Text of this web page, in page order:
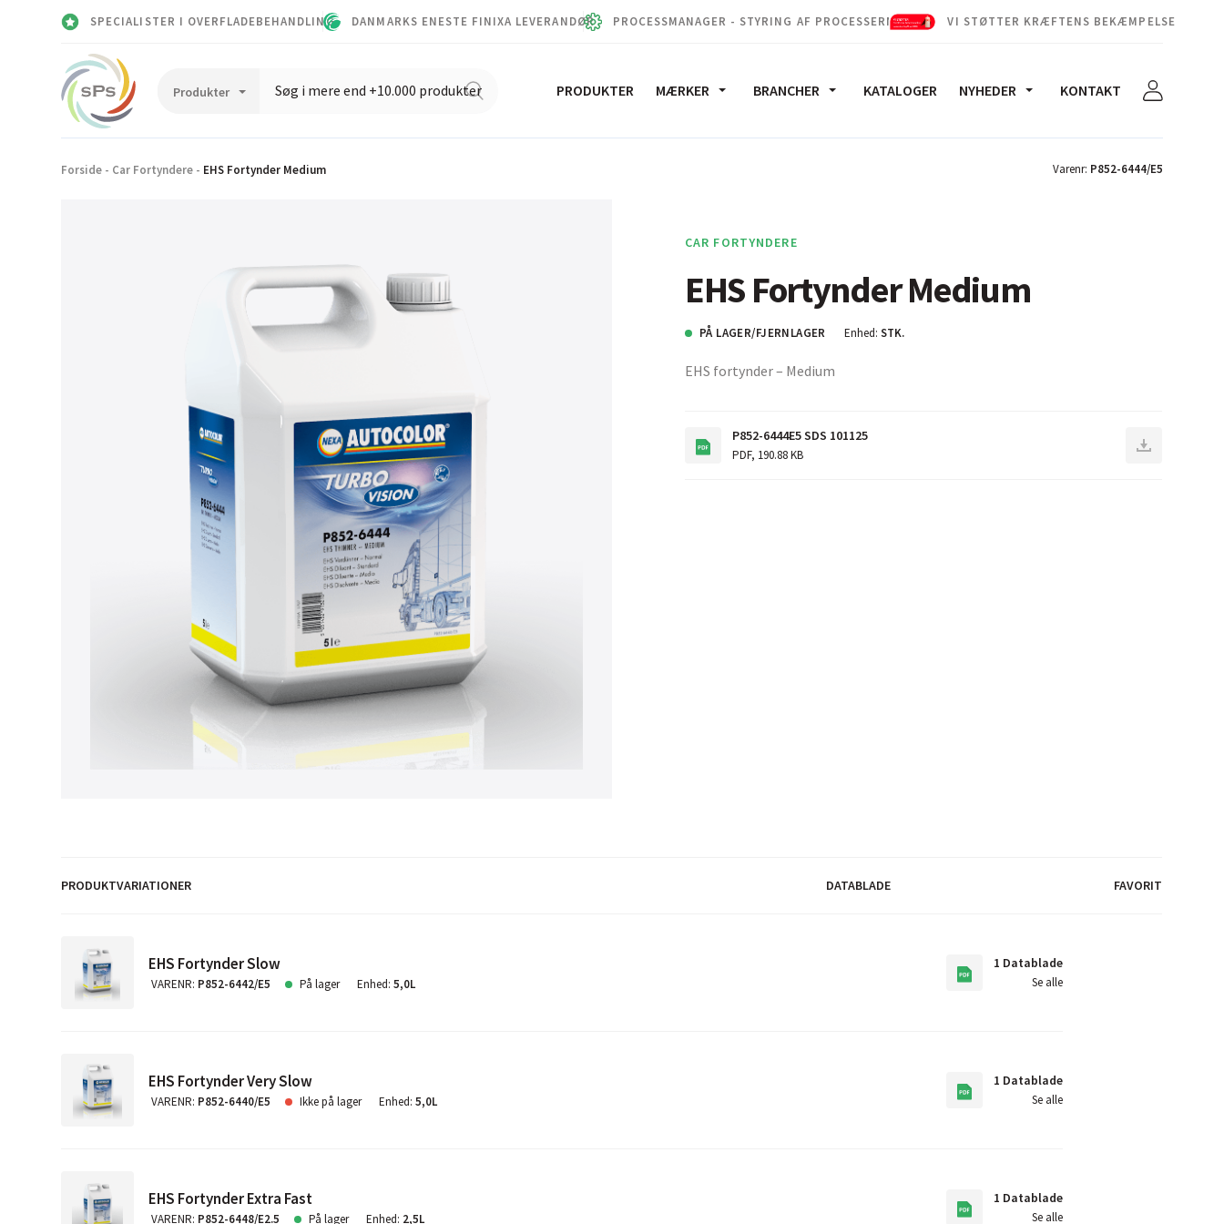
SPECIALISTER I OVERFLADEBEHANDLING DANMARKS ENESTE FINIXA LEVERANDØR PROCESSMANAGER - STYRING AF PROCESSERNE VI STØTTER KRÆFTENS BEKÆMPELSE
PRODUKTER MÆRKER BRANCHER KATALOGER NYHEDER KONTAKT
Forside - Car Fortyndere - EHS Fortynder Medium Varenr: P852-6444/E5
CAR FORTYNDERE
EHS Fortynder Medium
PÅ LAGER/FJERNLAGER Enhed: STK.
EHS fortynder – Medium
P852-6444E5 SDS 101125
PDF, 190.88 KB
PRODUKTVARIATIONER DATABLADE FAVORIT
EHS Fortynder Slow
VARENR: P852-6442/E5 På lager Enhed:5,0L
1 Datablade
Se alle
EHS Fortynder Very Slow
VARENR: P852-6440/E5 Ikke på lager Enhed:5,0L
1 Datablade
Se alle
EHS Fortynder Extra Fast
VARENR: P852-6448/E2.5 På lager Enhed: 2,5L
1 Datablade
Se alle